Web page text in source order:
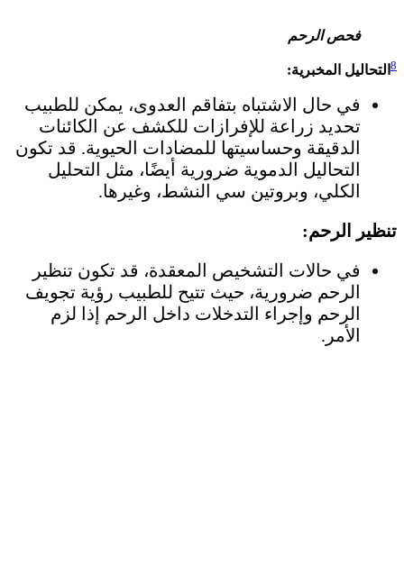
فحص الرحم
8 التحاليل المخبرية:
في حال الاشتباه بتفاقم العدوى، يمكن للطبيب
تحديد زراعة للإفرازات للكشف عن الكائنات
الدقيقة وحساسيتها للمضادات الحيوية. قد تكون
التحاليل الدموية ضرورية أيضًا، مثل التحليل
الكلي، وبروتين سي النشط، وغيرها.
تنظير الرحم:
في حالات التشخيص المعقدة، قد تكون تنظير
الرحم ضرورية، حيث تتيح للطبيب رؤية تجويف
الرحم وإجراء التدخلات داخل الرحم إذا لزم
الأمر.